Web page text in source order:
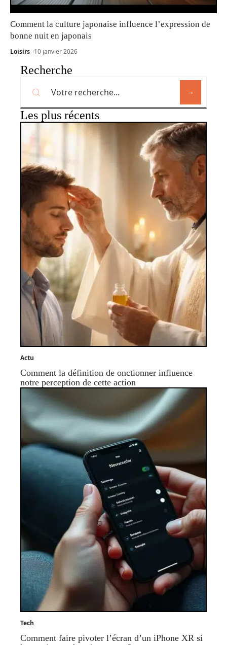
Comment la culture japonaise influence l’expression de
bonne nuit en japonais
Loisirs 10 janvier 2026
Recherche
Les plus récents
Actu
Comment la définition de onctionner influence
notre perception de cette action
Tech
Comment faire pivoter l’écran d’un iPhone XR si